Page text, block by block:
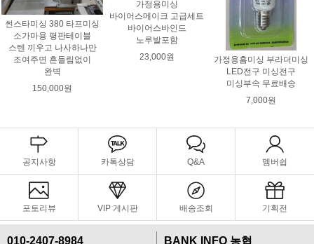
썬스타미싱 380 타프미싱
소가마용 평판테이블
스텐 끼우고 나사하나만
조여주면 흔들림없이
완벽
150,000원
가정용미싱
바이어스메이크 고급세트
바이어스바인드
노루발포함
23,000원
가정용홈미싱 부라더미싱
LED전구 미싱전구
미싱부속 무료배송
7,000원
공지사항 카톡상담 Q&A 멤버쉽
포토리뷰 VIP 게시판 배송조회 기획전
010-2407-8984 BANK INFO 농협